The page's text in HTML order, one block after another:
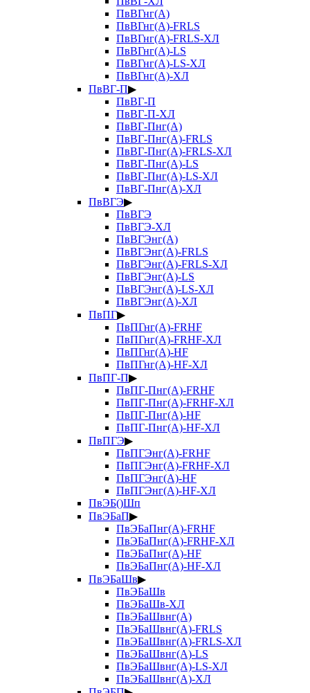
ПвВГнг(А)
ПвВГнг(А)-FRLS
ПвВГнг(А)-FRLS-ХЛ
ПвВГнг(А)-LS
ПвВГнг(А)-LS-ХЛ
ПвВГнг(А)-ХЛ
ПвВГ-П▶
ПвВГ-П
ПвВГ-П-ХЛ
ПвВГ-Пнг(А)
ПвВГ-Пнг(А)-FRLS
ПвВГ-Пнг(А)-FRLS-ХЛ
ПвВГ-Пнг(А)-LS
ПвВГ-Пнг(А)-LS-ХЛ
ПвВГ-Пнг(А)-ХЛ
ПвВГЭ▶
ПвВГЭ
ПвВГЭ-ХЛ
ПвВГЭнг(А)
ПвВГЭнг(А)-FRLS
ПвВГЭнг(А)-FRLS-ХЛ
ПвВГЭнг(А)-LS
ПвВГЭнг(А)-LS-ХЛ
ПвВГЭнг(А)-ХЛ
ПвПГ▶
ПвПГнг(А)-FRHF
ПвПГнг(А)-FRHF-ХЛ
ПвПГнг(А)-HF
ПвПГнг(А)-HF-ХЛ
ПвПГ-П▶
ПвПГ-Пнг(А)-FRHF
ПвПГ-Пнг(А)-FRHF-ХЛ
ПвПГ-Пнг(А)-HF
ПвПГ-Пнг(А)-HF-ХЛ
ПвПГЭ▶
ПвПГЭнг(А)-FRHF
ПвПГЭнг(А)-FRHF-ХЛ
ПвПГЭнг(А)-HF
ПвПГЭнг(А)-HF-ХЛ
ПвЭБ()Шп
ПвЭБаП▶
ПвЭБаПнг(А)-FRHF
ПвЭБаПнг(А)-FRHF-ХЛ
ПвЭБаПнг(А)-HF
ПвЭБаПнг(А)-HF-ХЛ
ПвЭБаШв▶
ПвЭБаШв
ПвЭБаШв-ХЛ
ПвЭБаШвнг(А)
ПвЭБаШвнг(А)-FRLS
ПвЭБаШвнг(А)-FRLS-ХЛ
ПвЭБаШвнг(А)-LS
ПвЭБаШвнг(А)-LS-ХЛ
ПвЭБаШвнг(А)-ХЛ